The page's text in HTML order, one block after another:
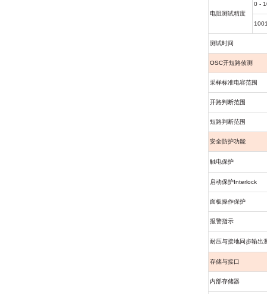
电阻测试精度
0 -
测试时间
OSC开短路侦测
采样标准电容范围
开路判断范围
短路判断范围
安全防护功能
触电保护
启动保护Interlock
面板操作保护
报警指示
耐压与接地同步输出
存储与接口
内部存储器